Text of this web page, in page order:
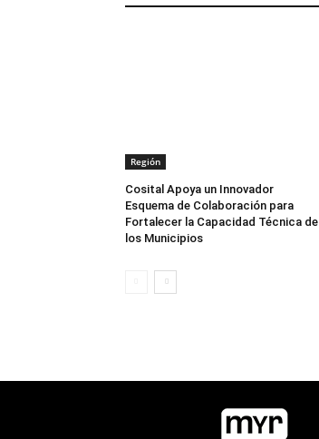
Región
Cosital Apoya un Innovador
Esquema de Colaboración para
Fortalecer la Capacidad Técnica de
los Municipios